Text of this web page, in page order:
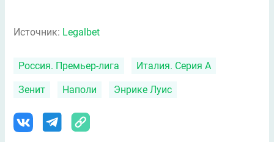
Источник: Legalbet
Россия. Премьер-лига Италия. Серия А
Зенит Наполи Энрике Луис